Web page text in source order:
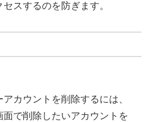
スするのを防ぎます。
カウントを削除するには、
面で削除したいアカウントを